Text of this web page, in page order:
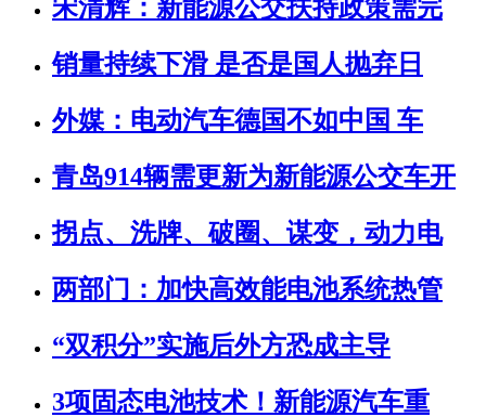
宋清辉：新能源公交扶持政策需完
销量持续下滑 是否是国人抛弃日
外媒：电动汽车德国不如中国 车
青岛914辆需更新为新能源公交车开
拐点、洗牌、破圈、谋变，动力电
两部门：加快高效能电池系统热管
“双积分”实施后外方恐成主导
3项固态电池技术！新能源汽车重